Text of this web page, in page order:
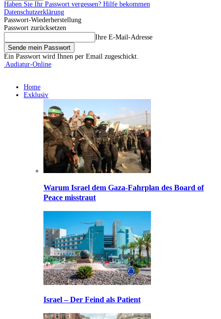
Haben Sie Ihr Passwort vergessen? Hilfe bekommen
Datenschutzerklärung
Passwort-Wiederherstellung
Passwort zurücksetzen
Ihre E-Mail-Adresse
Ein Passwort wird Ihnen per Email zugeschickt.
Audiatur-Online
Home
Exklusiv
Warum Israel dem Gaza-Fahrplan des Board of
Peace misstraut
Israel – Der Feind als Patient